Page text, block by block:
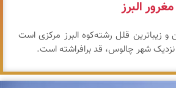
البرز
و زیباترین قلل رشته‌کوه البرز مرکزی است
نزدیک شهر چالوس، قد برافراشته است.